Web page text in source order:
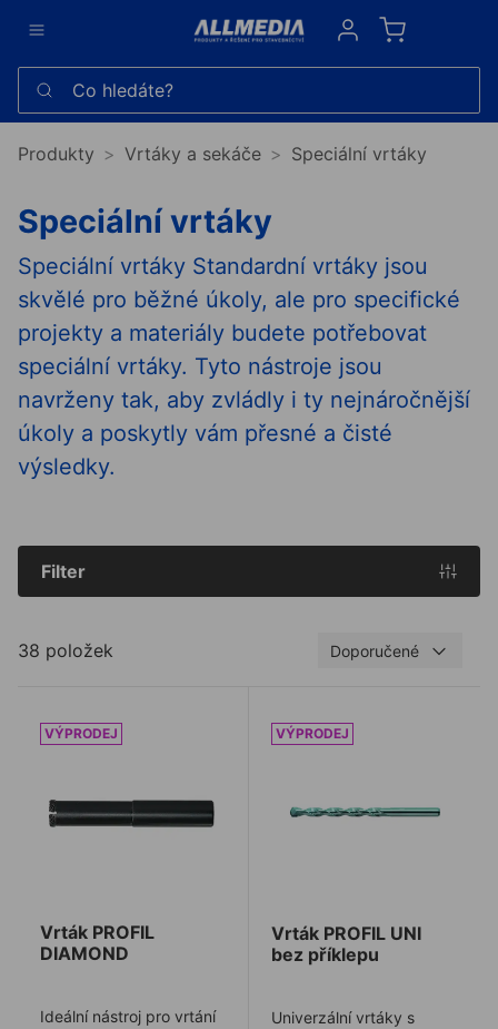
Sign in
Co hledáte?
Produkty Vrtáky a sekáče Speciální vrtáky
Speciální vrtáky
Speciální vrtáky Standardní vrtáky jsou
skvělé pro běžné úkoly, ale pro specifické
projekty a materiály budete potřebovat
speciální vrtáky. Tyto nástroje jsou
navrženy tak, aby zvládly i ty nejnáročnější
úkoly a poskytly vám přesné a čisté
výsledky.
Filter
38 položek Doporučené
Vrták PROFIL DIAMOND
Vrták PROFIL
DIAMOND
Ideální nástroj pro vrtání
Vrták PROFIL UNI bez
Vrták PROFIL UNI
bez příklepu
Univerzální vrtáky s